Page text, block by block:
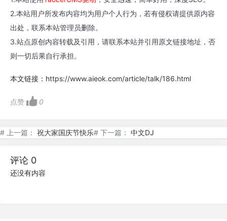
2.本站用户所发布内容均为用户个人行为，若有侵权请提供原内容
出处，联系本站管理员删除。
3.站点原创内容转载及引用，请联系本站并引用原文链接地址，否
则一切后果自行承担。
本文链接： https://www.aieok.com/article/talk/186.html
点赞 0
# 上一篇： 祝大家国庆节快乐# 下一篇： 中文DJ
评论 0
还没有内容